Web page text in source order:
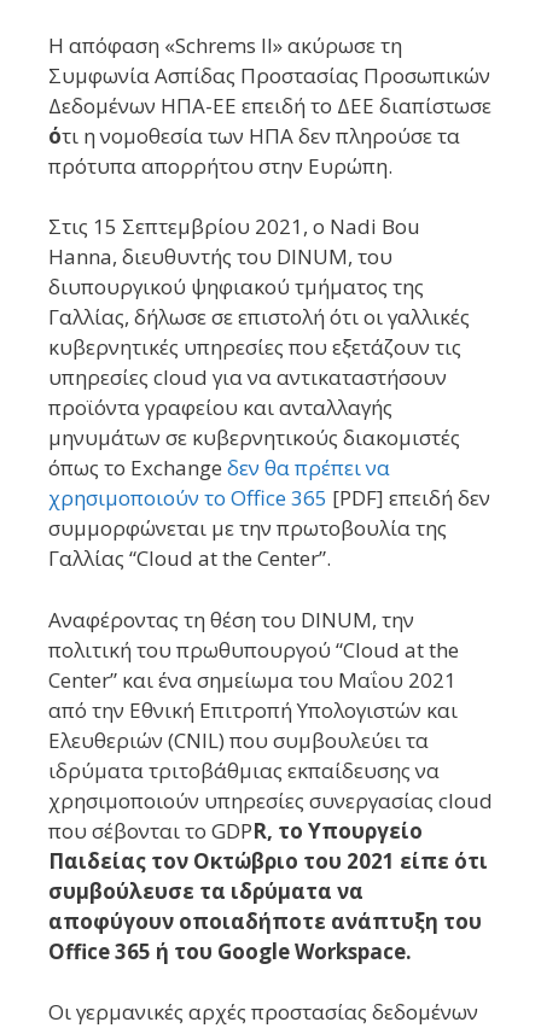
Η απόφαση «Schrems II» ακύρωσε τη
Συμφωνία Ασπίδας Προστασίας Προσωπικών
Δεδομένων ΗΠΑ-ΕΕ επειδή το ΔΕΕ διαπίστωσε
ότι η νομοθεσία των ΗΠΑ δεν πληρούσε τα
πρότυπα απορρήτου στην Ευρώπη.
Στις 15 Σεπτεμβρίου 2021, ο Nadi Bou
Hanna, διευθυντής του DINUM, του
διυπουργικού ψηφιακού τμήματος της
Γαλλίας, δήλωσε σε επιστολή ότι οι γαλλικές
κυβερνητικές υπηρεσίες που εξετάζουν τις
υπηρεσίες cloud για να αντικαταστήσουν
προϊόντα γραφείου και ανταλλαγής
μηνυμάτων σε κυβερνητικούς διακομιστές
όπως το Exchange δεν θα πρέπει να
χρησιμοποιούν το Office 365 [PDF] επειδή δεν
συμμορφώνεται με την πρωτοβουλία της
Γαλλίας “Cloud at the Center”.
Αναφέροντας τη θέση του DINUM, την
πολιτική του πρωθυπουργού “Cloud at the
Center” και ένα σημείωμα του Μαΐου 2021
από την Εθνική Επιτροπή Υπολογιστών και
Ελευθεριών (CNIL) που συμβουλεύει τα
ιδρύματα τριτοβάθμιας εκπαίδευσης να
χρησιμοποιούν υπηρεσίες συνεργασίας cloud
που σέβονται το GDPR, το Υπουργείο
Παιδείας τον Οκτώβριο του 2021 είπε ότι
συμβούλευσε τα ιδρύματα να
αποφύγουν οποιαδήποτε ανάπτυξη του
Office 365 ή του Google Workspace.
Οι γερμανικές αρχές προστασίας δεδομένων